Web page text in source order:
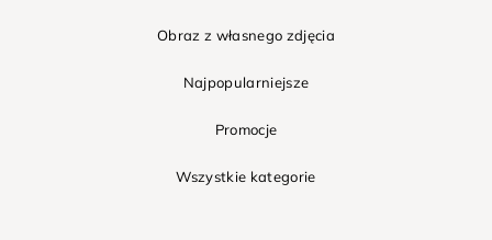
Obraz z własnego zdjęcia
Najpopularniejsze
Promocje
Wszystkie kategorie